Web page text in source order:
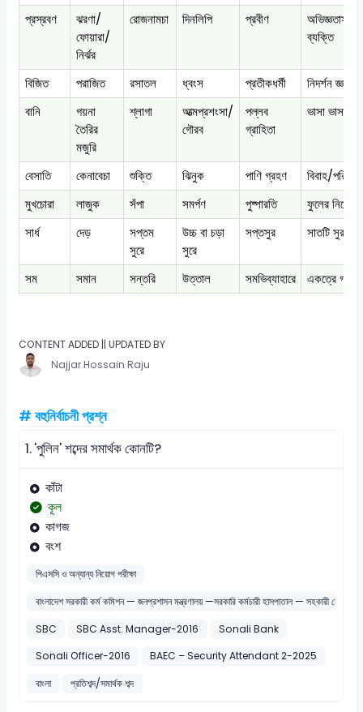
প্রস্রবণ
ঝরণা/
ফোয়ারা/
নির্ঝর
রোজনামচা দিনলিপি প্রবীণ
ব্যক্তি
বিজিত পরাজিত রসাতল ধ্বংস প্রতীকধর্মী
নিদর্শন জ্ঞাপক
বানি
গয়না
তৈরির
মজুরি
শ্লাগা
আত্মপ্রশংসা/
গৌরব
পল্লব
গ্রাহিতা
ভাসা ভাসা
বেসাতি কেনাবেচা শুক্তি ঝিনুক পাণি গ্রহণ
বিবাহ/পরিণয়
মুখচোরা
লাজুক সঁপা সমর্পণ পুষ্পারতি
ফুলের নিবেদন
সার্ধ
দেড়
সপ্তম
সুরে
উচ্চ বা চড়া
সুরে
সপ্তসুর সাতটি সুর
সম সমান সন্তরি উত্তাল সমভিব্যাহারে একত্রে গমন
CONTENT ADDED || UPDATED BY
Najjar Hossain Raju
# বহুনির্বাচনী প্রশ্ন
1.'পুলিন' শব্দের সমার্থক কোনটি?
কাঁটা
কূল
কাগজ
বংশ
পিএসসি ও অন্যান্য নিয়োগ পরীক্ষা
বাংলাদেশ সরকারী কর্ম কমিশন — জনপ্রশাসন মন্ত্রণালয় —সরকারি কর্মচারী হাসপাতাল — সহকারী রেজিস্টার
SBC
SBC Asst. Manager-2016
Sonali Bank
Sonali Officer-2016
BAEC – Security Attendant 2-2025
বাংলা
প্রতিশব্দ/সমার্থক শব্দ